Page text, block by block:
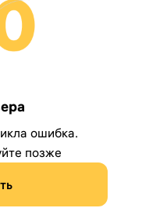
ошибка.
позже